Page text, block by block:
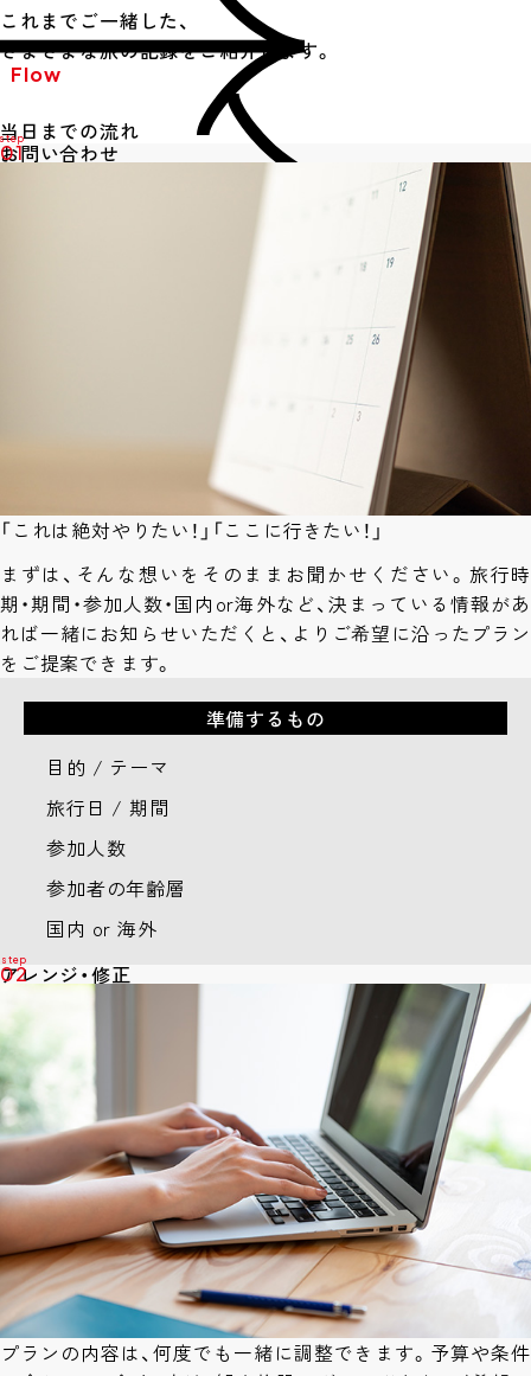
これまでご一緒した、
さまざまな旅の記録をご紹介します。
Flow
当日までの流れ
01
お問い合わせ
「これは絶対やりたい！」「ここに行きたい！」
まずは、そんな想いをそのままお聞かせください。旅行時
期・期間・参加人数・国内or海外など、決まっている情報があ
れば一緒にお知らせいただくと、よりご希望に沿ったプラン
をご提案できます。
準備するもの
目的 / テーマ
旅行日 / 期間
参加人数
参加者の年齢層
国内 or 海外
02
アレンジ・修正
プランの内容は、何度でも一緒に調整できます。予算や条件